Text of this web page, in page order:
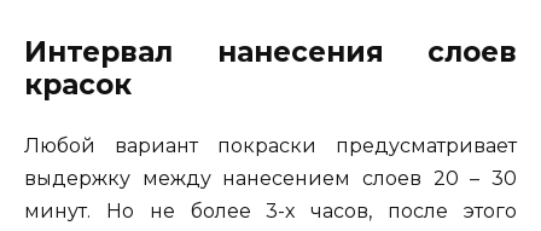
Интервал нанесения слоев
красок
Любой вариант покраски предусматривает
выдержку между нанесением слоев 20 – 30
минут. Но не более 3-х часов, после этого